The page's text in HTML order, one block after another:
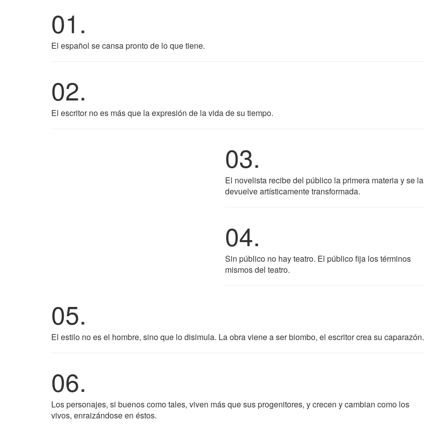
01.
El español se cansa pronto de lo que tiene.
02.
El escritor no es más que la expresión de la vida de su tiempo.
03.
El novelista recibe del público la primera materia y se la
devuelve artísticamente transformada.
04.
Sin público no hay teatro. El público fija los términos
mismos del teatro.
05.
El estilo no es el hombre, sino que lo disimula. La obra viene a ser biombo, el escritor crea su caparazón.
06.
Los personajes, si buenos como tales, viven más que sus progenitores, y crecen y cambian como los
vivos, enraizándose en éstos.